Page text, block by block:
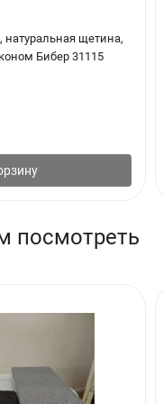
утилизировать
щетина,
Бибер 31115
посмотреть